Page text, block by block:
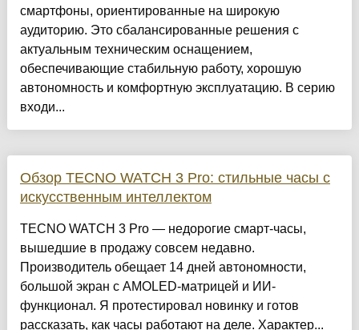
смартфоны, ориентированные на широкую
аудиторию. Это сбалансированные решения с
актуальным техническим оснащением,
обеспечивающие стабильную работу, хорошую
автономность и комфортную эксплуатацию. В серию
входи...
Обзор TECNO WATCH 3 Pro: стильные часы с
искусственным интеллектом
TECNO WATCH 3 Pro — недорогие смарт-часы,
вышедшие в продажу совсем недавно.
Производитель обещает 14 дней автономности,
большой экран с AMOLED-матрицей и ИИ-
функционал. Я протестировал новинку и готов
рассказать, как часы работают на деле. Характер...